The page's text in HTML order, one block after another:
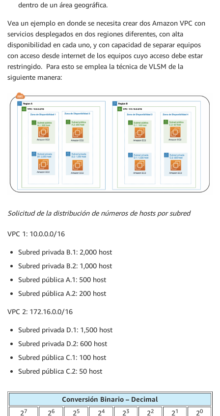
dentro de un área geográfica.
Vea un ejemplo en donde se necesita crear dos Amazon VPC con
servicios desplegados en dos regiones diferentes, con alta
disponibilidad en cada uno, y con capacidad de separar equipos
con acceso desde internet de los equipos cuyo acceso debe estar
restringido. Para esto se emplea la técnica de VLSM de la
siguiente manera:
Solicitud de la distribución de números de hosts por subred
VPC 1: 10.0.0.0/16
Subred privada B.1: 2,000 host
Subred privada B.2: 1,000 host
Subred pública A.1: 500 host
Subred pública A.2: 200 host
VPC 2: 172.16.0.0/16
Subred privada D.1: 1,500 host
Subred privada D.2: 600 host
Subred pública C.1: 100 host
Subred pública C.2: 50 host
Conversión Binario – Decimal
27 26 25 24 23 22 21 20